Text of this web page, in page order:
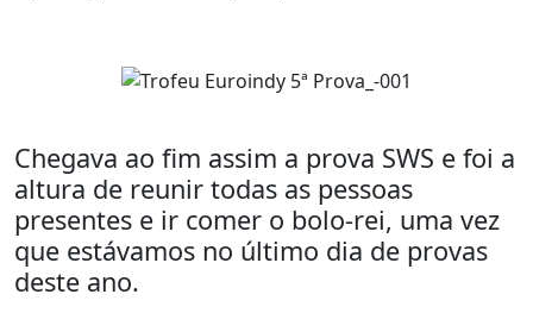
Chegava ao fim assim a prova SWS e foi a
altura de reunir todas as pessoas
presentes e ir comer o bolo-rei, uma vez
que estávamos no último dia de provas
deste ano.